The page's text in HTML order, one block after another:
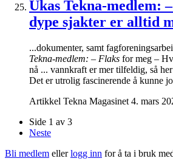
Ukas Tekna-medlem:
dype sjakter er alltid
...dokumenter, samt
Tekna-medlem: – Flaks for meg –
nå ... vannkraft er mer tilfeldig, så
Det er utrolig fascinerende å kunne
Artikkel Tekna Magasinet 4. mars
Side 1 av 3
Neste
Bli medlem ellerlogg inn for å ta i bruk